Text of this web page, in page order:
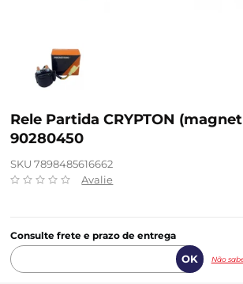
Rele Partida CRYPTON
90280450
SKU 7898485616662
Avalie
Consulte frete e prazo de entrega
Não